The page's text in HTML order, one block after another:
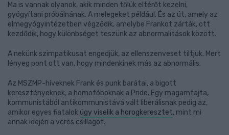
Ma is vannak olyanok, akik minden tőlük eltérőt kezelni,
gyógyítani próbálnának. A melegeket például. És az út, amely az
elmegyógyintézetben végződik, amelybe Frankot zárták, ott
kezdődik, hogy különbséget teszünk az abnormalitások között.
A nekünk szimpatikusat engedjük, az ellenszenveset tiltjuk. Mert
lényeg pont ott van, hogy mindenkinek más az abnormális.
Az MSZMP-híveknek Frank és punk barátai, a bigott
keresztényeknek, a homofóboknak a Pride. Egy magamfajta,
kommunistából antikommunistává vált liberálisnak pedig az,
amikor egyes fiatalok úgy viselik a horogkeresztet, mint mi
annak idején a vörös csillagot.